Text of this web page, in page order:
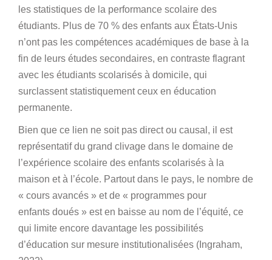
les statistiques de la performance scolaire des
étudiants. Plus de 70 % des enfants aux États-Unis
n’ont pas les compétences académiques de base à la
fin de leurs études secondaires, en contraste flagrant
avec les étudiants scolarisés à domicile, qui
surclassent statistiquement ceux en éducation
permanente.
Bien que ce lien ne soit pas direct ou causal, il est
représentatif du grand clivage dans le domaine de
l’expérience scolaire des enfants scolarisés à la
maison et à l’école. Partout dans le pays, le nombre de
« cours avancés » et de « programmes pour
enfants doués » est en baisse au nom de l’équité, ce
qui limite encore davantage les possibilités
d’éducation sur mesure institutionalisées (Ingraham,